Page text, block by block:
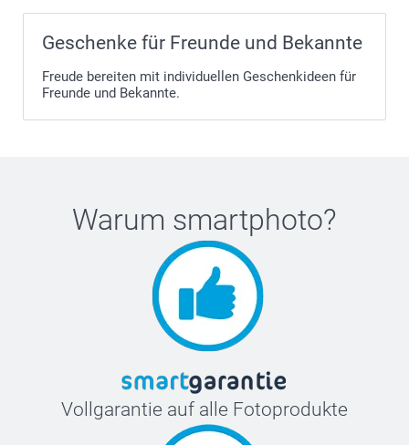
Geschenke für Freunde und Bekannte
Freude bereiten mit individuellen Geschenkideen für
Freunde und Bekannte.
Warum smartphoto?
Vollgarantie auf alle Fotoprodukte